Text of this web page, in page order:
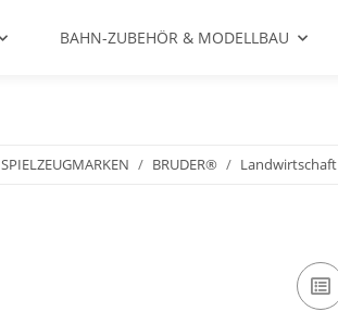
BAHN-ZUBEHÖR & MODELLBAU
SPIELZEUGMARKEN BRUDER® Landwirtschaft